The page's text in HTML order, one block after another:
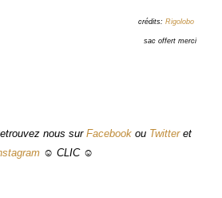
crédits: Rigolobo
sac offert merci
nous sur Facebookou Twitteret
☺ CLIC ☺